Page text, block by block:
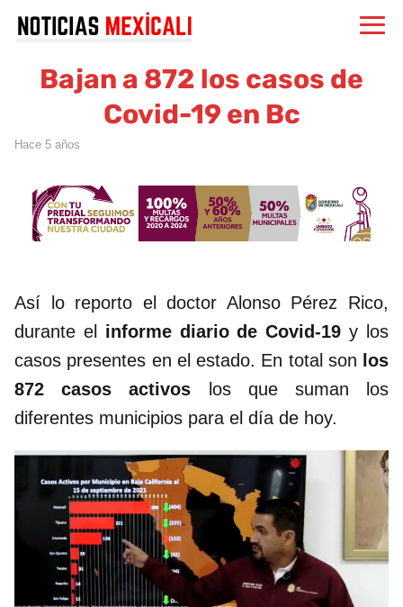
Bajan a 872 los casos de
Covid-19 en Bc
hace 5 años
Así lo reporto el doctor Alonso Pérez Rico,
durante el informe diario de Covid-19 y los
casos presentes en el estado. En total son los
872 casos activos los que suman los
diferentes municipios para el día de hoy.